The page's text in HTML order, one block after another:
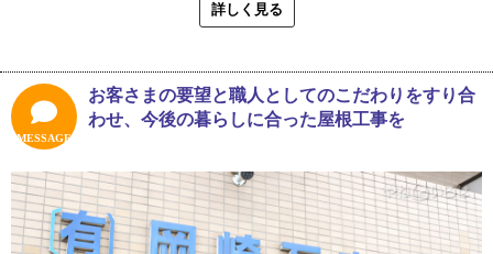
２５歳まで湯浅瓦店で修業を続け、のちに湯浅屋根店とし
て独立開業しました。８年間個人事業主として仕事をしま
したが、景気が悪くなり元請け会社が倒産したことで湯浅
屋根店もいっとき厳しくなりました。そんなとき、湯浅さ
んが現場で職長を務めたり若い職人を指導したりしていた
手腕を買われ、岡崎瓦店へ誘われたのです。２０年間管理
職として従事した後、２０１８年に代表取締役に就任しま
「自社でやった過去の工事が写真に残してあるので、お客
アップしながら説明します。見積書はだいたい３パターン
が基本で、葺き替えであればご要望に沿ったもので安価な
もの、ご要望通りのもの、ワンランク上のもので用意しま
い」
湯浅さんが施工で気を付けている点を伺ったところ、「何
詳しく見る
MESSAGE
お客さまの要望と職人としてのこだわりをすり合
わせ、今後の暮らしに合った屋根工事を